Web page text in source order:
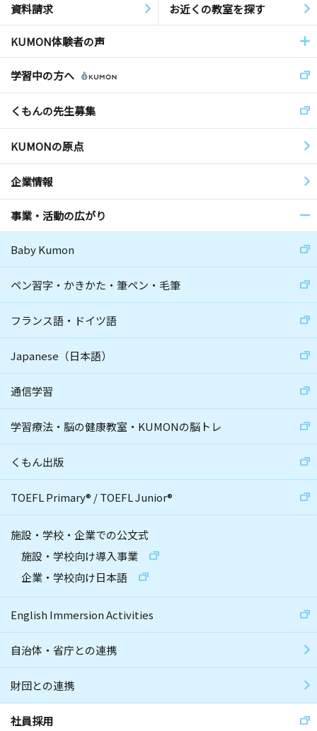
資料請求 お近くの教室を探す
KUMON体験者の声
学習中の方へ
くもんの先生募集
KUMONの原点
企業情報
事業・活動の広がり
Baby Kumon
ペン習字・かきかた・筆ペン・毛筆
フランス語・ドイツ語
Japanese（日本語）
通信学習
学習療法・脳の健康教室・KUMONの脳トレ
くもん出版
TOEFL Primary® /TOEFL Junior®
施設・学校・企業での公文式
施設・学校向け導入事業
企業・学校向け日本語
English Immersion Activities
自治体・省庁との連携
財団との連携
社員採用